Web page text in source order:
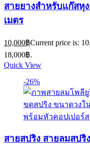
สายยางสำหรับแก๊สหุ
เมตร
10,000฿Current price is:
18,000฿.
Quick View
-26%
สายสปริง สายลมสปริ